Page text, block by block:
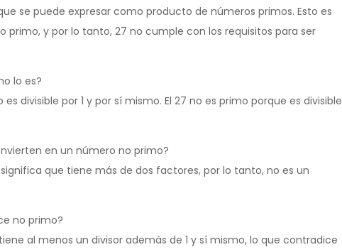
se puede expresar como producto de números primos. Esto es
y por lo tanto, 27 no cumple con los requisitos para ser
lo es?
divisible por 1 y por sí mismo. El 27 no es primo porque es divisible
en un número no primo?
significa que tiene más de dos factores, por lo tanto, no es un
no primo?
al menos un divisor además de 1 y sí mismo, lo que contradice